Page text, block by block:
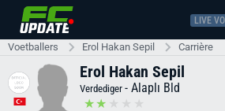
LIVE
Voetballers Erol Hakan Sepil Carrière
Erol Hakan Sepil
Verdediger - Alaplı Bld